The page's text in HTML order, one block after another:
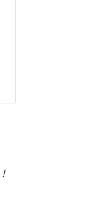
!